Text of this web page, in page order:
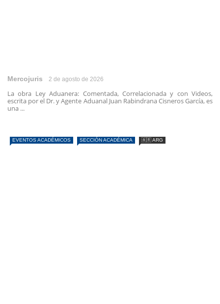
Mercojuris 2 de agosto de 2026
La obra Ley Aduanera: Comentada, Correlacionada y con Videos,
escrita por el Dr. y Agente Aduanal Juan Rabindrana Cisneros García, es
una ...
EVENTOS ACADÉMICOS SECCIÓN ACADÉMICA 🇦🇷 ARG